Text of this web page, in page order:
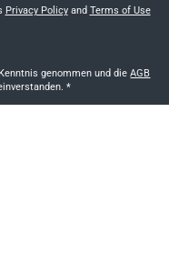
Privacy Policyand Terms of Use
genommen und dieAGB
*